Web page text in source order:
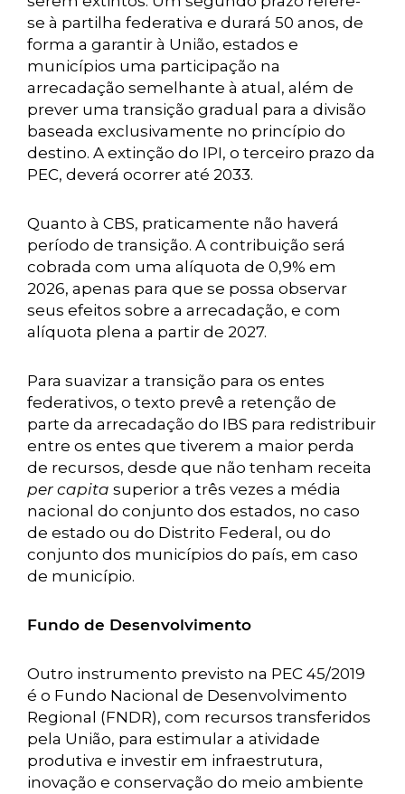
se à partilha federativa e durará 50 anos, de
forma a garantir à União, estados e
municípios uma participação na
arrecadação semelhante à atual, além de
prever uma transição gradual para a divisão
baseada exclusivamente no princípio do
destino. A extinção do IPI, o terceiro prazo da
PEC, deverá ocorrer até 2033.
Quanto à CBS, praticamente não haverá
período de transição. A contribuição será
cobrada com uma alíquota de 0,9% em
2026, apenas para que se possa observar
seus efeitos sobre a arrecadação, e com
alíquota plena a partir de 2027.
Para suavizar a transição para os entes
federativos, o texto prevê a retenção de
parte da arrecadação do IBS para redistribuir
entre os entes que tiverem a maior perda
de recursos, desde que não tenham receita
per capita superior a três vezes a média
nacional do conjunto dos estados, no caso
de estado ou do Distrito Federal, ou do
conjunto dos municípios do país, em caso
de município.
Fundo de Desenvolvimento
Outro instrumento previsto na PEC 45/2019
é o Fundo Nacional de Desenvolvimento
Regional (FNDR), com recursos transferidos
pela União, para estimular a atividade
produtiva e investir em infraestrutura,
inovação e conservação do meio ambiente